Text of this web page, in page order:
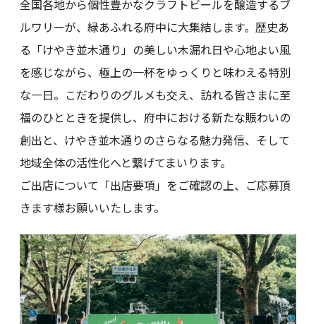
全国各地から個性豊かなクラフトビールを醸造するブ
ルワリーが、緑あふれる府中に大集結します。歴史あ
る「けやき並木通り」の美しい木漏れ日や心地よい風
を感じながら、極上の一杯をゆっくりと味わえる特別
な一日。こだわりのグルメも交え、訪れる皆さまに至
福のひとときを提供し、府中における新たな賑わいの
創出と、けやき並木通りのさらなる魅力発信、そして
地域全体の活性化へと繋げてまいります。
ご出店について「出店要項」をご確認の上、ご応募頂
きます様お願いいたします。